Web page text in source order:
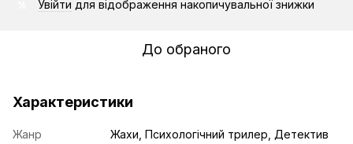
Увійти для відображення накопичувальної знижки
До обраного
Характеристики
Жанр
Жахи, Психологічний трилер, Детектив